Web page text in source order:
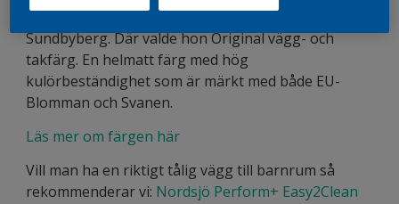
färgkollektion 2024 och åkte sedan till HORNBACH i
Sundbyberg. Där valde hon Original vägg- och
takfärg. En helmatt färg med hög
kulörbeständighet som är märkt med både EU-
Blomman och Svanen.
Läs mer om färgen här
Vill man ha en riktigt tålig vägg till barnrum så
rekommenderar vi: Nordsjö Perform+ Easy2Clean